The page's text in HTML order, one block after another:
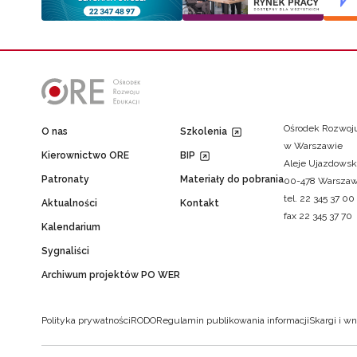
O nas
Kierownictwo ORE
Patronaty
Aktualności
Kalendarium
Sygnaliści
Archiwum projektów PO WER
Szkolenia
BIP
Materiały do pobrania
Kontakt
Ośrodek
w Warszawie
Aleje
00-478
tel. 22 345 37 00
fax 22 345 37 70
Polityka prywatnościRODORegulamin publikowania informacjiSkargi i